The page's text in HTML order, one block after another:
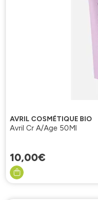
AVRIL COSMÉTIQUE BIO
Avril Cr A/Age 50Ml
10,00€